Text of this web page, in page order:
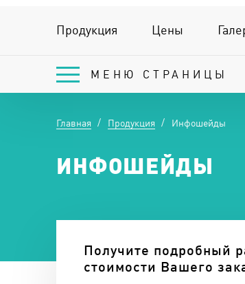
Продукция Цены
МЕНЮ СТРАНИЦЫ
Главная Продукция Инфошейды
ИНФОШЕЙДЫ
Получите подробный
стоимости Вашего